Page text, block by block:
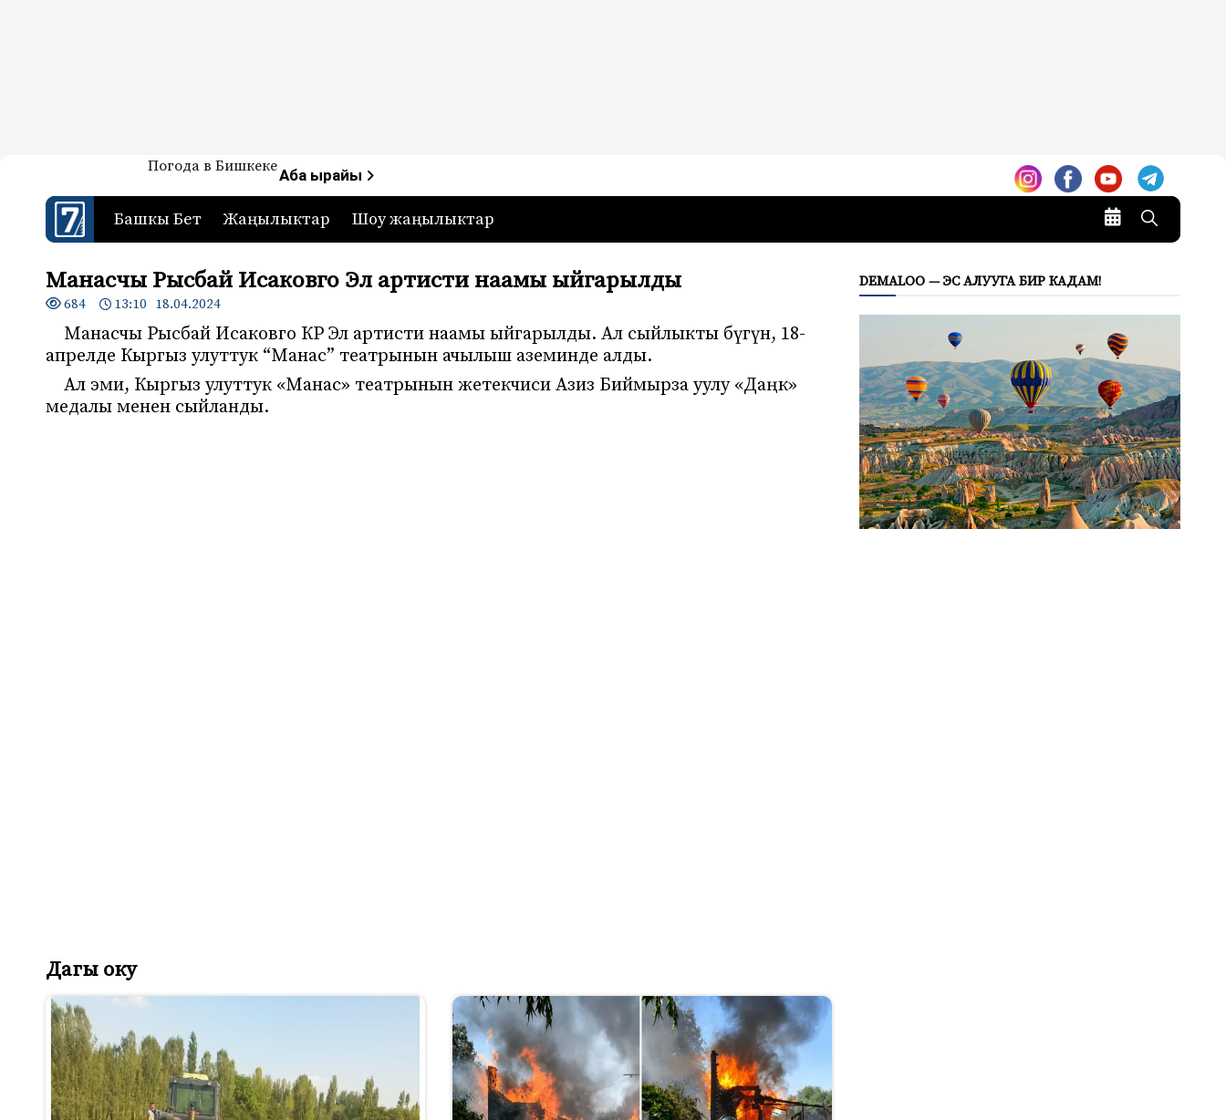
7-канал. Жаңылыктар — Кыргызстан
Жаңылыктар — Кыргызстан
Погода в БишкекеАба ырайы
Башкы Бет Жаңылыктар Шоу жаңылыктар
Манасчы Рысбай Исаковго Эл артисти наамы ыйгарылды
684 13:10 18.04.2024
Манасчы Рысбай Исаковго КР Эл артисти наамы ыйгарылды. Ал сыйлыкты бүгүн, 18-
апрелде Кыргыз улуттук “Манас” театрынын ачылыш аземинде алды.
Ал эми, Кыргыз улуттук «Манас» театрынын жетекчиси Азиз Биймырза уулу «Даңк»
медалы менен сыйланды.
Дагы оку
DEMALOO — ЭС АЛУУГА БИР КАДАМ!